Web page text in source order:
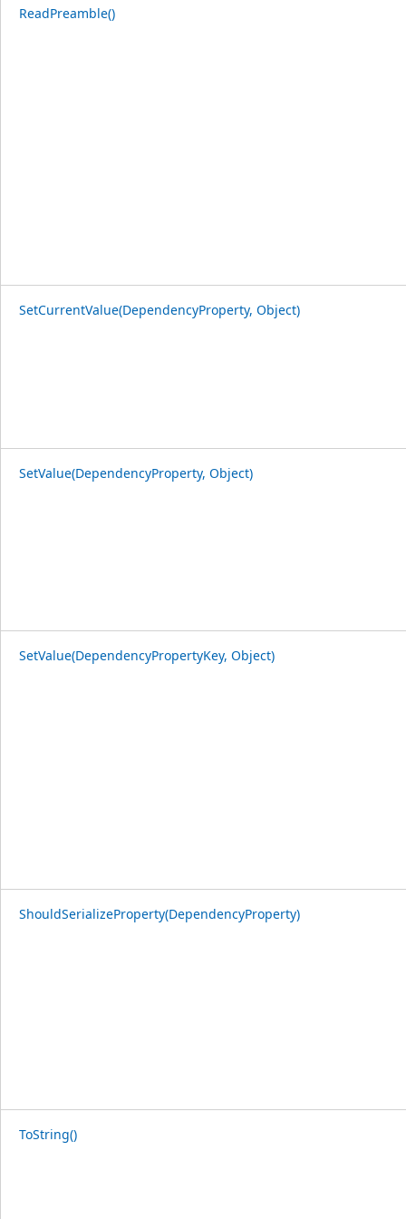
ReadPreamble()
SetCurrentValue(DependencyProperty, Object)
SetValue(DependencyProperty, Object)
SetValue(DependencyPropertyKey, Object)
ShouldSerializeProperty(DependencyProperty)
ToString()